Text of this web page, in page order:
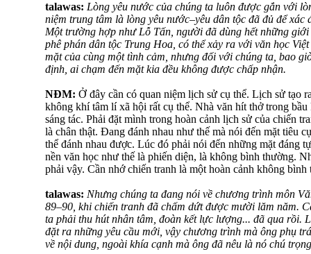
talawas: Lòng yêu nước của chúng ta luôn được gắn với
niệm trung tâm là lòng yêu nước–yêu dân tộc đã đủ để xác
Một trường hợp như Lỗ Tấn, người đã dùng hết những giới
phê phán dân tộc Trung Hoa, có thể xảy ra với văn học
mặt của cùng một tình cảm, nhưng đối với chúng ta, bao
định, ai chạm đến mặt kia đều không được chấp nhận.
NĐM: Ở đây cần có quan niệm lịch sử cụ thể. Lịch sử tạo
không khí tâm lí xã hội rất cụ thể. Nhà văn hít thở trong
sáng tác. Phải đặt mình trong hoàn cảnh lịch sử của chiến
là chân thật. Đang đánh nhau như thế mà nói đến mặt tiêu
thể đánh nhau được. Lúc đó phải nói đến những mặt đáng
nền văn học như thế là phiến diện, là không bình thường.
phải vậy. Cần nhớ chiến tranh là một hoàn cảnh không
talawas: Nhưng chúng ta đang nói về chương trình môn
89–90, khi chiến tranh đã chấm dứt được mười lăm năm.
ta phải thu hút nhân tâm, đoàn kết lực lượng... đã qua rồi.
đặt ra những yêu cầu mới, vậy chương trình mà ông phụ
về nội dung, ngoài khía cạnh mà ông đã nêu là nó chú